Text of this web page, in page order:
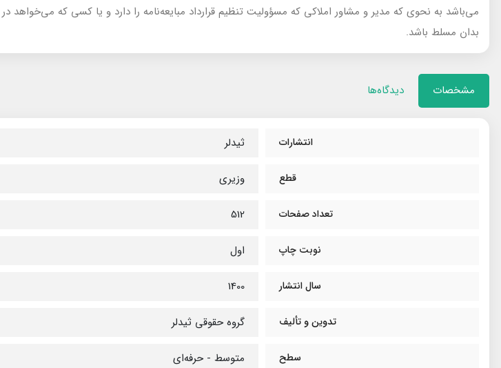
می‌باشد به نحوی که مدیر و مشاور املاکی که مسؤولیت تنظیم قرارداد مبایعه‌نامه را دارد و یا کسی که می‌خواهد
بدان مسلط باشد.
مشخصات دیدگاه‌ها
انتشارات ثیدلر
قطع وزیری
تعداد صفحات 512
نوبت چاپ اول
سال انتشار 1400
تدوین و تألیف گروه حقوقی ثیدلر
سطح متوسط - حرفه‌ای